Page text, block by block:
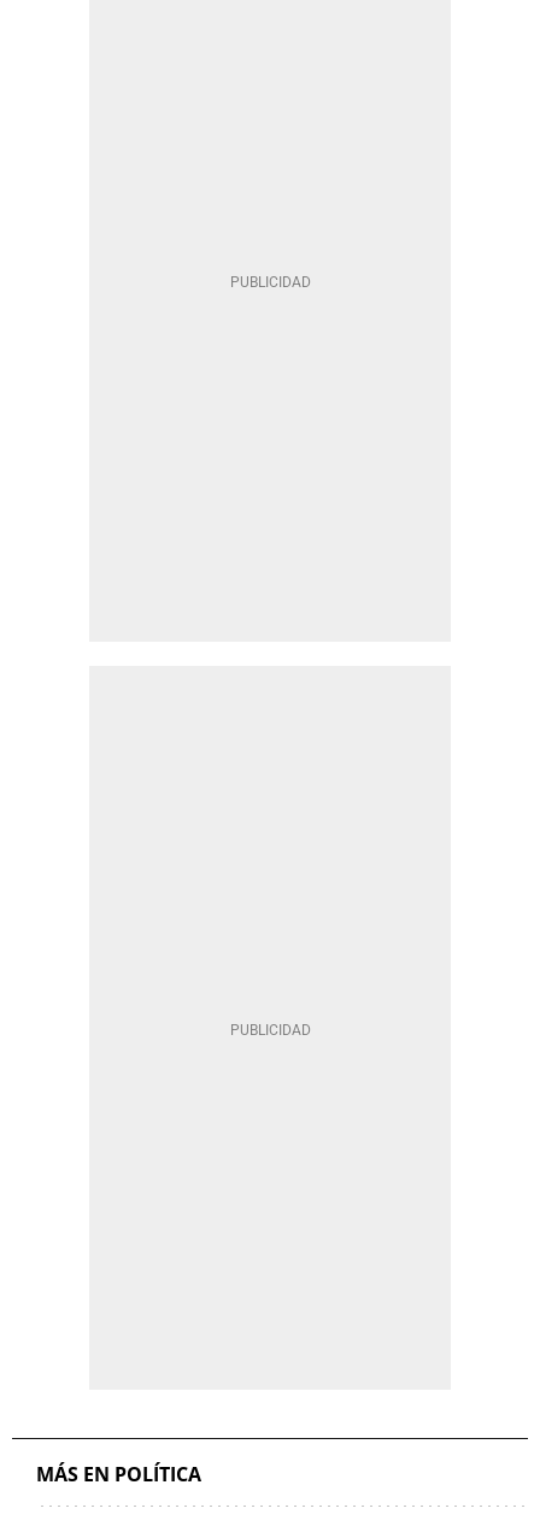
MÁS EN POLÍTICA